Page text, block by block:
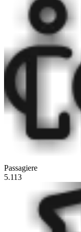
Passagiere
5.113